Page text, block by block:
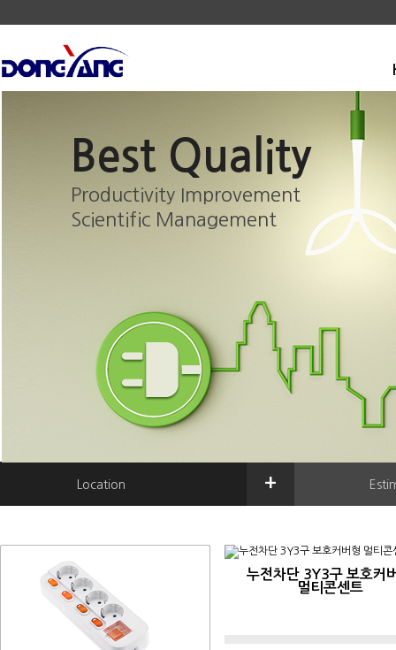
Best Quality
Productivity Improvement
Scientific Management
Location +
누전차단 3Y3구 보호커
멀티콘센트